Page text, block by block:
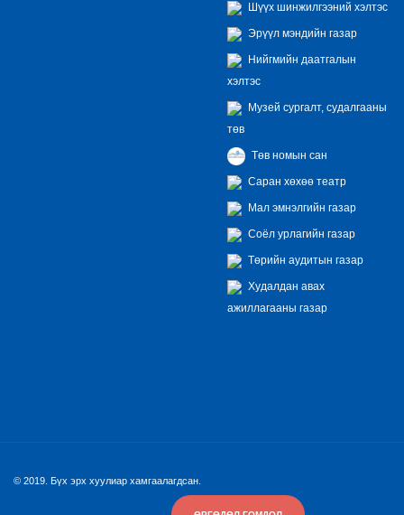
Шүүх шинжилгээний хэлтэс
Эрүүл мэндийн газар
Нийгмийн даатгалын
хэлтэс
Музей сургалт, судалгааны
төв
Төв номын сан
Саран хөхөө театр
Мал эмнэлгийн газар
Соёл урлагийн газар
Төрийн аудитын газар
Худалдан авах
ажиллагааны газар
© 2019. Бүх эрх хуулиар хамгаалагдсан.